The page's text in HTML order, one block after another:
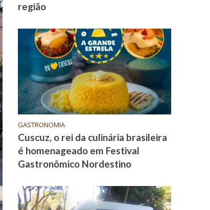
região
GASTRONOMIA
Cuscuz, o rei da culinária brasileira
é homenageado em Festival
Gastronômico Nordestino